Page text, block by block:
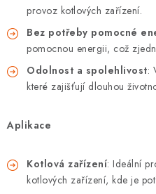
provoz kotlových zařízení.
Bez potřeby pomocné
pomocnou energii, což
Odolnost a spolehlivost:
které zajišťují dlouhou
Aplikace
Kotlová zařízení: Ideální
kotlových zařízení, kde je